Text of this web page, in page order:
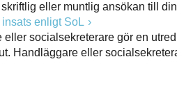
skriftlig eller muntlig ansökan till
enligt SoL
eller socialsekreterare gör en
Handläggare eller